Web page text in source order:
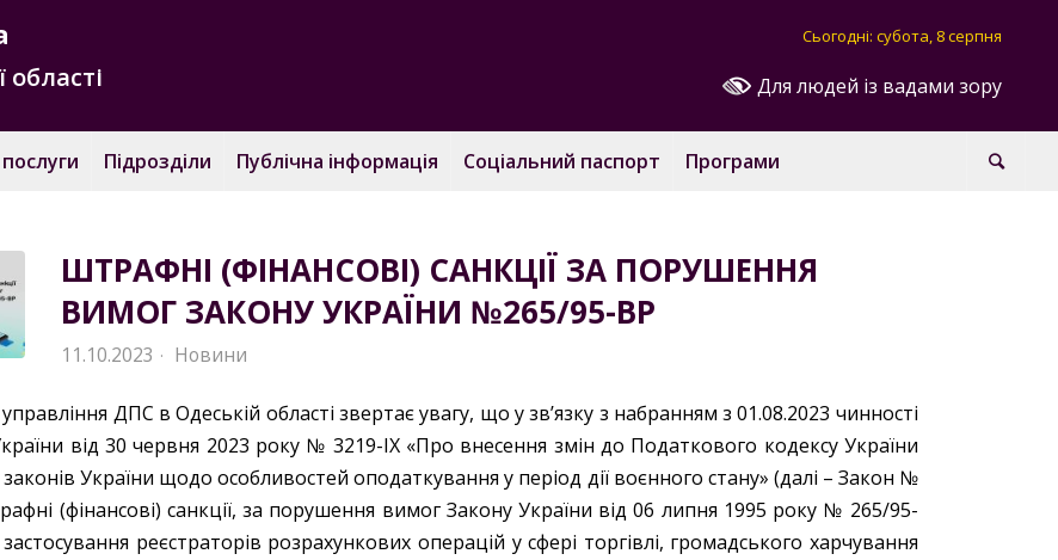
Для людей із вадами зору
Сьогодні: субота, 8 серпня
області
Підрозділи Публічна інформація Соціальний паспорт Програми
ШТРАФНІ (ФІНАНСОВІ) САНКЦІЇ ЗА ПОРУШЕННЯ
ВИМОГ ЗАКОНУ УКРАЇНИ №265/95-ВР
11.10.2023 · Новини
ДПС в Одеській області звертає увагу, що у зв’язку з набранням з 01.08.2023 чинності
від 30 червня 2023 року № 3219-IX «Про внесення змін до Податкового кодексу України
України щодо особливостей оподаткування у період дії воєнного стану» (далі – Закон №
(фінансові) санкції, за порушення вимог Закону України від 06 липня 1995 року № 265/95-
реєстраторів розрахункових операцій у сфері торгівлі, громадського харчування